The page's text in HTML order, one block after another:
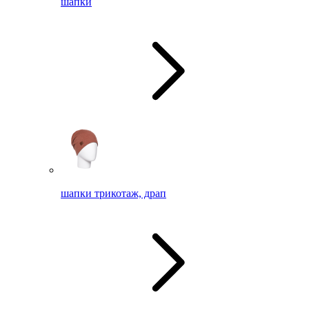
шапки трикотаж, драп